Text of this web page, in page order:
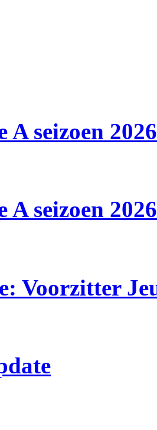
A seizoen
A seizoen
Voorzitter